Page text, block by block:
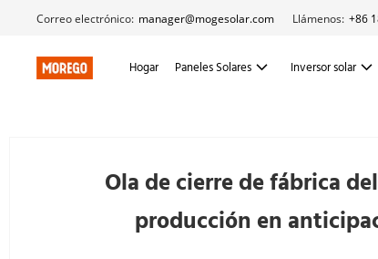
Correo electrónico: manager@mogesolar.com Llámenos: +86
Hogar Paneles Solares Inversor solar
Ola de cierre de fábrica
producción en